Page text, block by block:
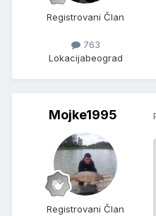
Registrovani Član
763
Lokacijabeograd
Mojke1995
Registrovani Član